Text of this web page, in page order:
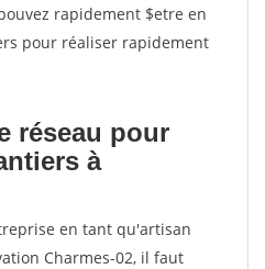
rapidement $etre en
pour réaliser rapidement
réseau pour
à
en tant qu'artisan
Charmes-02, il faut